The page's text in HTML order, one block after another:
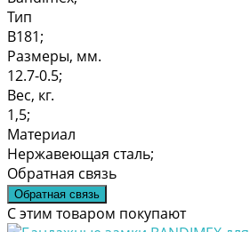
Тип
В181;
Размеры, мм.
12.7-0.5;
Вес, кг.
1,5;
Материал
Нержавеющая сталь;
Обратная связь
Обратная связь
С этим товаром покупают